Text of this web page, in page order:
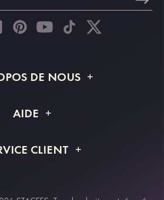
DE NOUS
Livraison
AIDE
et remboursement
CLIENT